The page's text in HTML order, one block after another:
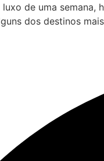
de uma semana,
dos destinos